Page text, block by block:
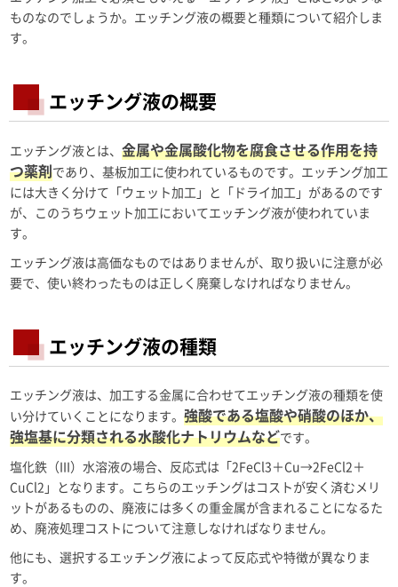
ものなのでしょうか。エッチング液の概要と種類について紹介しま
す。
エッチング液の概要
エッチング液とは、 金属や金属酸化物を腐食させる作用を持
つ薬剤であり、基板加工に使われているものです。エッチング加工
には大きく分けて「ウェット加工」と「ドライ加工」があるのです
が、このうちウェット加工においてエッチング液が使われていま
す。
エッチング液は高価なものではありませんが、取り扱いに注意が必
要で、使い終わったものは正しく廃棄しなければなりません。
エッチング液の種類
エッチング液は、加工する金属に合わせてエッチング液の種類を使
い分けていくことになります。 強酸である塩酸や硝酸のほか、
強塩基に分類される水酸化ナトリウムなどです。
塩化鉄（III）水溶液の場合、反応式は「2FeCl3＋Cu→2FeCl2＋
CuCl2」となります。こちらのエッチングはコストが安く済むメリ
ットがあるものの、廃液には多くの重金属が含まれることになるた
め、廃液処理コストについて注意しなければなりません。
他にも、選択するエッチング液によって反応式や特徴が異なりま
す。